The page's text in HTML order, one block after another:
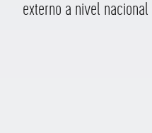
externo a nivel